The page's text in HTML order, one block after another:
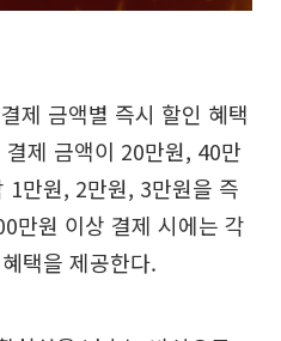
제 금액별 즉시 할인 혜택
제 금액이 20만원, 40만
만원, 2만원, 3만원을 즉
만원 이상 결제 시에는 각
택을 제공한다.